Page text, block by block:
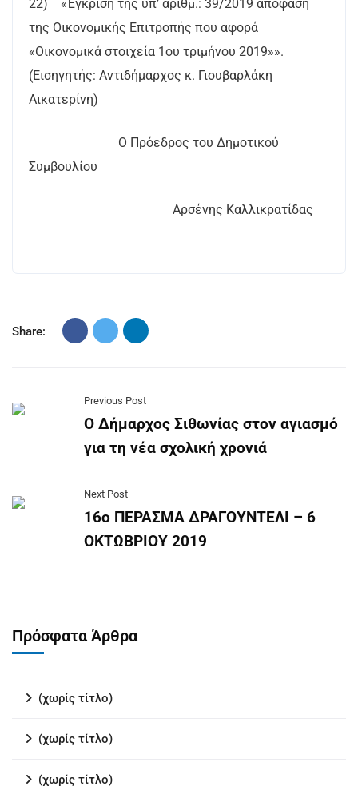
22) «Έγκριση της υπ’ αριθμ.: 39/2019 απόφαση
της Οικονομικής Επιτροπής που αφορά
«Οικονομικά στοιχεία 1ου τριμήνου 2019»».
(Εισηγητής: Αντιδήμαρχος κ. Γιουβαρλάκη
Αικατερίνη)
Ο Πρόεδρος του Δημοτικού
Συμβουλίου
Αρσένης Καλλικρατίδας
Share:
Previous Post
Ο Δήμαρχος Σιθωνίας στον αγιασμό
για τη νέα σχολική χρονιά
Next Post
16ο ΠΕΡΑΣΜΑ ΔΡΑΓΟΥΝΤΕΛΙ – 6
ΟΚΤΩΒΡΙΟΥ 2019
Πρόσφατα Άρθρα
(χωρίς τίτλο)
(χωρίς τίτλο)
(χωρίς τίτλο)